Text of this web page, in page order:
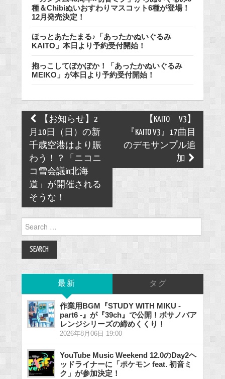
種＆Chibiぬいおすわりマスコット6種が登場！
12月発売決定！
ほっとあたたまる♪「あったかぬいぐるみ
KAITO」本日より予約受付開始！
抱っこしてぽかぽか！「あったかぬいぐるみ
MEIKO」が本日より予約受付開始！
Post
navigation
【お知らせ】2
月10日（日）の新
千歳空港はより賑
わう！？「ニコニ
コ雪会議in北海
道」が開催される
そうな！
【KAITO V3】
『KAITO V3』17曲目
のデモサンプル追
加
Search
for:
最新 タグ
作業用BGM『STUDY WITH MIKU -
part6 -』が『39ch』で公開！ボサノバア
レンジシリーズの締めくくり！
2026年8月06日 19:00
YouTube Music Weekend 12.0のDay2ヘ
ッドライナーに「ポケモン feat. 初音ミ
ク」が参加決定！